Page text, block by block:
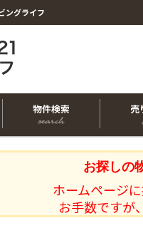
ングライフ
物件検索 売
お探しの
ホームページ
お手数ですが